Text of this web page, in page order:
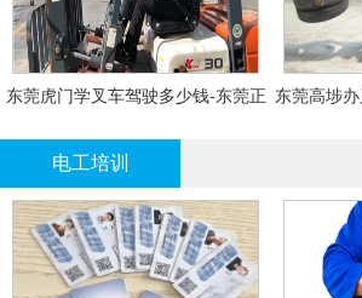
东莞虎门学叉车驾驶多少钱-东莞正 东莞高埗
电工培训